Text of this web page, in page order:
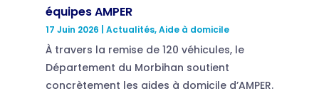
équipes AMPER
17 Juin 2026 Actualités,Aide à domicile
À travers la remise de 120 véhicules, le
Département du Morbihan soutient
concrètement les aides à domicile d’AMPER.